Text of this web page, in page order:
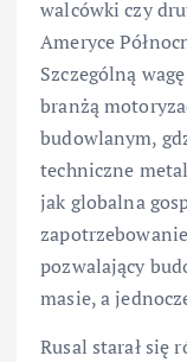
walcówki czy
Ameryce
Szczególną
branżą
budowlanym,
techniczne
jak globalna
pozwalający
masie, a
Rusal starał się